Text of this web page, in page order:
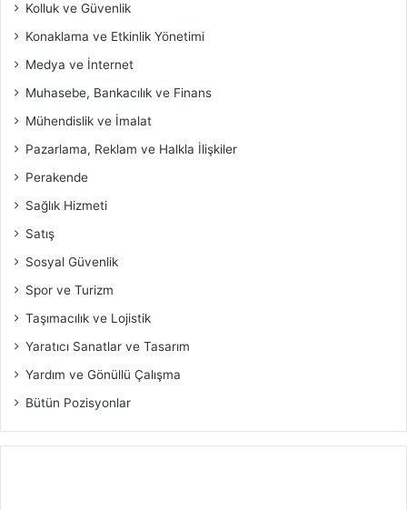
Kolluk ve Güvenlik
Konaklama ve Etkinlik Yönetimi
Medya ve İnternet
Muhasebe, Bankacılık ve Finans
Mühendislik ve İmalat
Pazarlama, Reklam ve Halkla İlişkiler
Perakende
Sağlık Hizmeti
Satış
Sosyal Güvenlik
Spor ve Turizm
Taşımacılık ve Lojistik
Yaratıcı Sanatlar ve Tasarım
Yardım ve Gönüllü Çalışma
Bütün Pozisyonlar